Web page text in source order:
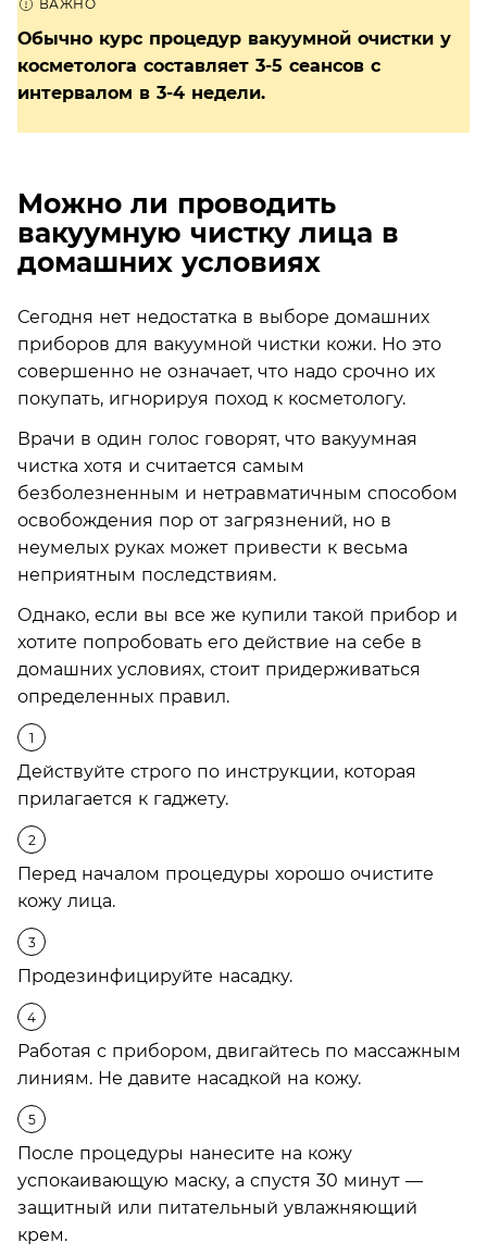
Обычно курс процедур вакуумной очистки у
косметолога составляет 3-5 сеансов с
интервалом в 3-4 недели.
Можно ли проводить
вакуумную чистку лица в
домашних условиях
Сегодня нет недостатка в выборе домашних
приборов для вакуумной чистки кожи. Но это
совершенно не означает, что надо срочно их
покупать, игнорируя поход к косметологу.
Врачи в один голос говорят, что вакуумная
чистка хотя и считается самым
безболезненным и нетравматичным способом
освобождения пор от загрязнений, но в
неумелых руках может привести к весьма
неприятным последствиям.
Однако, если вы все же купили такой прибор и
хотите попробовать его действие на себе в
домашних условиях, стоит придерживаться
определенных правил.
Действуйте строго по инструкции, которая
прилагается к гаджету.
Перед началом процедуры хорошо очистите
кожу лица.
Продезинфицируйте насадку.
Работая с прибором, двигайтесь по массажным
линиям. Не давите насадкой на кожу.
После процедуры нанесите на кожу
успокаивающую маску, а спустя 30 минут —
защитный или питательный увлажняющий
крем.